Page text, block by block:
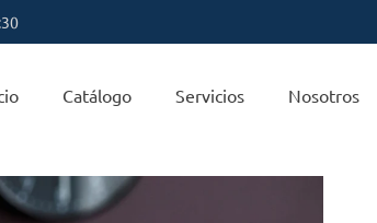
Catálogo Servicios Nosotros